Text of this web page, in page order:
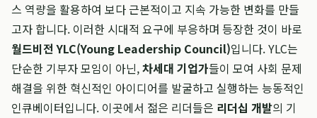
스 역량을 활용하여 보다 근본적이고 지속 가능한 변화를 만들
고자 합니다. 이러한 시대적 요구에 부응하며 등장한 것이 바로
월드비전 YLC(Young Leadership Council)입니다. YLC는
단순한 기부자 모임이 아닌,차세대 기업가들이 모여 사회 문제
해결을 위한 혁신적인 아이디어를 발굴하고 실행하는 능동적인
인큐베이터입니다. 이곳에서 젊은 리더들은 리더십 개발의 기